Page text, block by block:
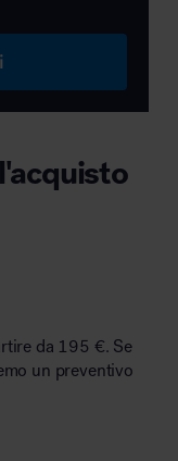
da 195 €. Se
un preventivo